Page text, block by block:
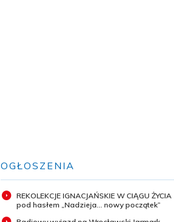
OGŁOSZENIA
REKOLEKCJE IGNACJAŃSKIE W CIĄGU ŻYCIA
pod hasłem „Nadzieja... nowy początek”